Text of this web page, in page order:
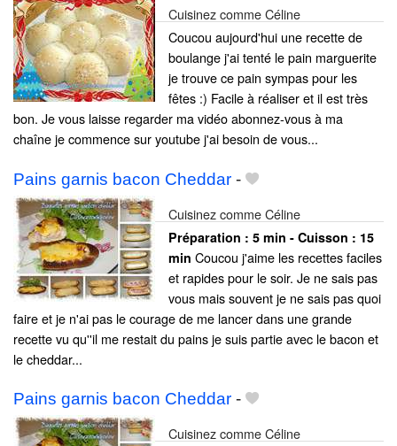
Cuisinez comme Céline
Coucou aujourd'hui une recette de
boulange j'ai tenté le pain marguerite
je trouve ce pain sympas pour les
fêtes :) Facile à réaliser et il est très
bon. Je vous laisse regarder ma vidéo abonnez-vous à ma
chaîne je commence sur youtube j'ai besoin de vous...
Pains garnis bacon Cheddar -
Cuisinez comme Céline
Préparation : 5 min - Cuisson : 15
min Coucou j'aime les recettes faciles
et rapides pour le soir. Je ne sais pas
vous mais souvent je ne sais pas quoi
faire et je n'ai pas le courage de me lancer dans une grande
recette vu qu''il me restait du pains je suis partie avec le bacon et
le cheddar...
Pains garnis bacon Cheddar -
Cuisinez comme Céline